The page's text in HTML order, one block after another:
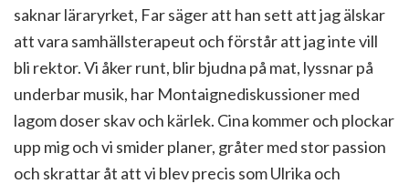
saknar läraryrket, Far säger att han sett att jag älskar
att vara samhällsterapeut och förstår att jag inte vill
bli rektor. Vi åker runt, blir bjudna på mat, lyssnar på
underbar musik, har Montaignediskussioner med
lagom doser skav och kärlek. Cina kommer och plockar
upp mig och vi smider planer, gråter med stor passion
och skrattar åt att vi blev precis som Ulrika och